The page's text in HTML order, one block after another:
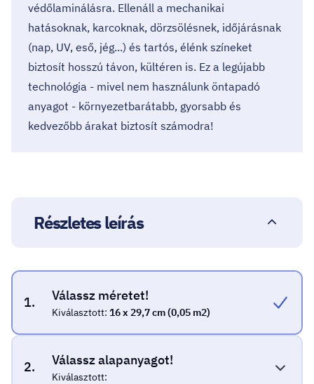
védőlaminálásra. Ellenáll a mechanikai
hatásoknak, karcoknak, dörzsölésnek, időjárásnak
(nap, UV, eső, jég...) és tartós, élénk színeket
biztosít hosszú távon, kültéren is. Ez a legújabb
technológia - mivel nem használunk öntapadó
anyagot - környezetbarátabb, gyorsabb és
kedvezőbb árakat biztosít számodra!
Részletes leírás
1. Válassz méretet!
Kiválasztott: 16 x 29,7 cm (0,05 m2)
2. Válassz alapanyagot!
Kiválasztott: